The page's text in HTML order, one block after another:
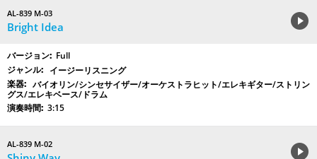
AL-839 M-03
Bright Idea
Full
イージーリスニング
バイオリン/シンセサイザー/オーケストラヒット/エレキギター/ストリン
グス/エレキベース/ドラム
3:15
AL-839 M-02